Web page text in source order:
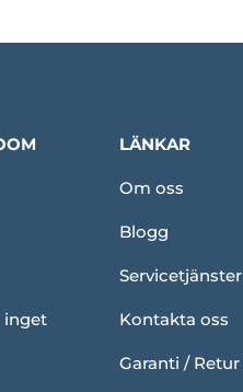
inget
LÄNKAR
Om oss
Blogg
Servicetjänster
Kontakta oss
Garanti / Retur